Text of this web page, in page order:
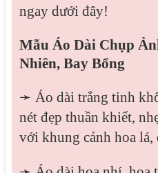
ngay dưới đây!
Mẫu Áo Dài Chụp
Nhiên, Bay Bổng
➛ Áo dài trắng tinh
nét đẹp thuần khiết,
với khung cảnh hoa lá,